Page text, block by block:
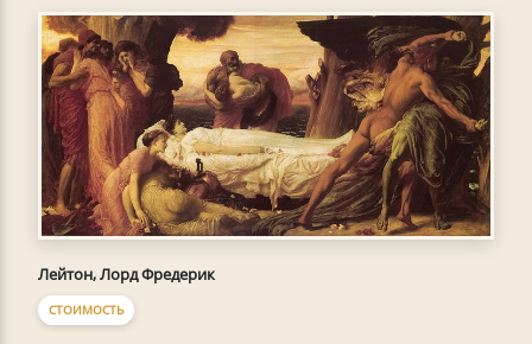
Лейтон, Лорд Фредерик
СТОИМОСТЬ